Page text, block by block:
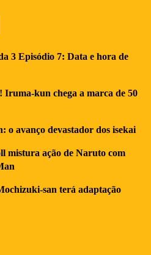
3 Episódio 7: Data e hora de
Iruma-kun chega a marca de 50
o avanço devastador dos isekai
mistura ação de Naruto com
san terá adaptação